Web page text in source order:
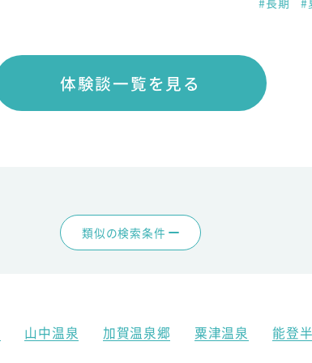
体験談一覧を見る
類似の検索条件
山中温泉 加賀温泉郷 粟津温泉 能登